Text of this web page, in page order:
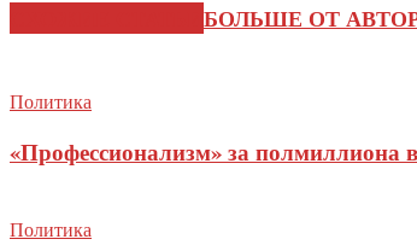
БОЛЬШЕ ОТ
Политика
«Профессионализм» за полмиллиона
Политика